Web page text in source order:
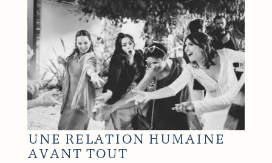
UNE RELATION HUMAINE
AVANT TOUT